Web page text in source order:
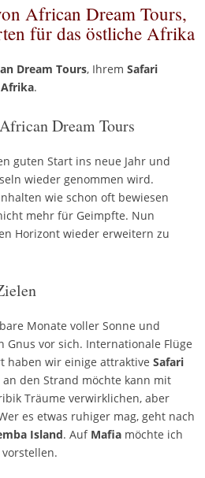
African Dream Tours,
für das östliche Afrika
Dream Tours, Ihrem Safari
Afrika.
Dream Tours
guten Start ins neue Jahr und
wieder genommen wird.
wie schon oft bewiesen
mehr für Geimpfte. Nun
Horizont wieder erweitern zu
Monate voller Sonne und
vor sich. Internationale Flüge
haben wir einige attraktive Safari
den Strand möchte kann mit
Träume verwirklichen, aber
es etwas ruhiger mag, geht nach
Island. Auf Mafiamöchte ich